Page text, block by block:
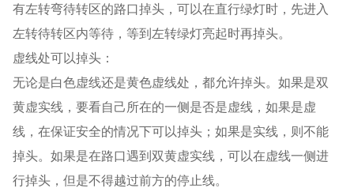
有左转弯待转区的路口掉头，可以在直行绿灯时，先进入
左转待转区内等待，等到左转绿灯亮起时再掉头。
虚线处可以掉头：
无论是白色虚线还是黄色虚线处，都允许掉头。如果是双
黄虚实线，要看自己所在的一侧是否是虚线，如果是虚
线，在保证安全的情况下可以掉头；如果是实线，则不能
掉头。如果是在路口遇到双黄虚实线，可以在虚线一侧进
行掉头，但是不得越过前方的停止线。